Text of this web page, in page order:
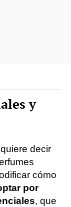
y
decir
cómo
por
, que